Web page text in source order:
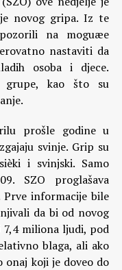
novog gripa. Iz te
na moguæe
nastaviti da
osoba i djece.
grupe, kao što su
prošle godine u
svinje. Grip su
i svinjski. Samo
SZO proglašava
informacije bile
da bi od novog
miliona ljudi, pod
blaga, ali ako
onaj koji je doveo do